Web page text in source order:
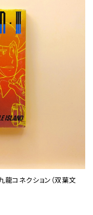
コネクション（双葉文